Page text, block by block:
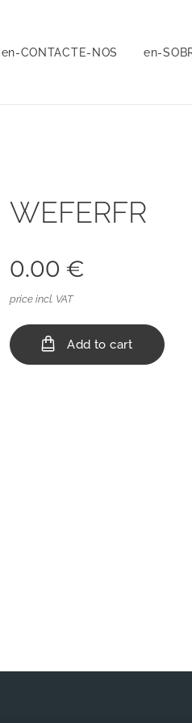
en-CONTACTE-NOS en-
WEFERFR
0.00 €
price incl. VAT
Add to cart